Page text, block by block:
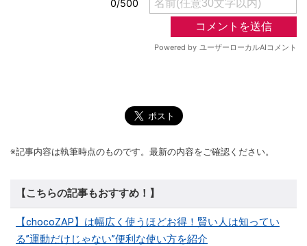
※記事内容は執筆時点のものです。最新の内容をご確認ください。
【こちらの記事もおすすめ！】
【chocoZAP】は幅広く使うほどお得！賢い人は知ってい
る”運動だけじゃない”便利な使い方を紹介